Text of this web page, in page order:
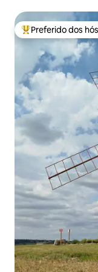
Entre os melhores
Preferido dos